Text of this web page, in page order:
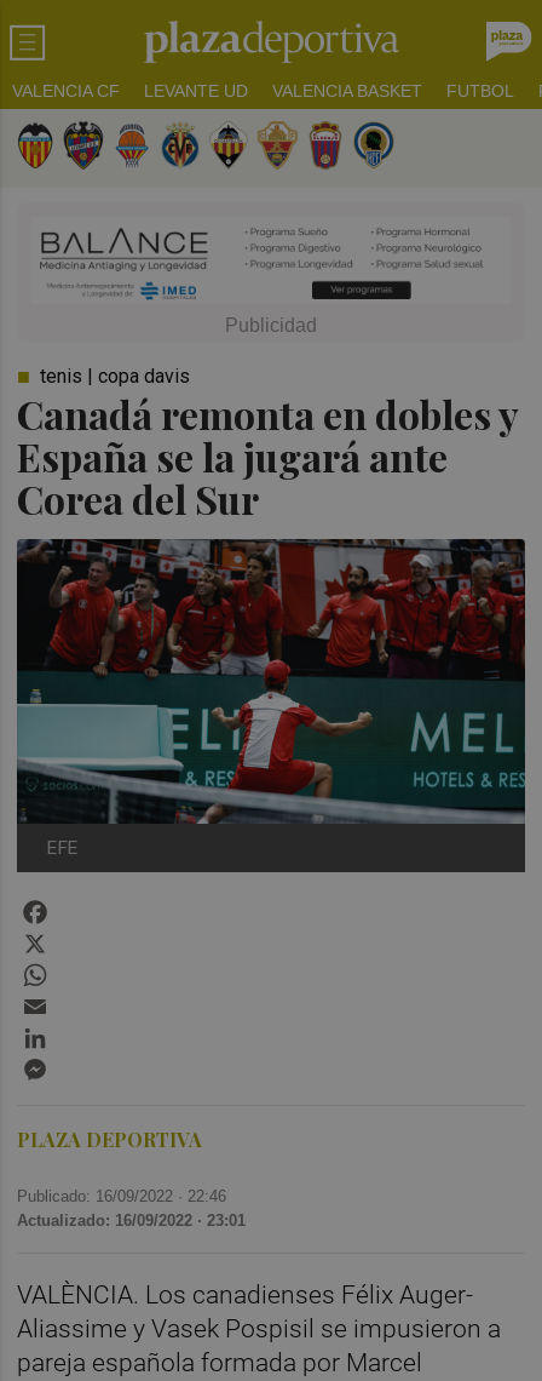
VALENCIA CF LEVANTE UD VALENCIA BASKET FUTBOL
Canadá remonta en dobles y
España se la jugará ante
Corea del Sur
tenis | copa davis
EFE
PLAZA DEPORTIVA
Publicado: 16/09/2022 · 22:46
Actualizado: 16/09/2022 · 23:01
VALÈNCIA. Los canadienses Félix Auger-
Aliassime y Vasek Pospisil se impusieron a
pareja española formada por Marcel